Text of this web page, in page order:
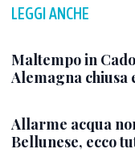
LEGGI ANCHE
Maltempo in
Alemagna chiusa
Allarme acqua
Bellunese, ecco